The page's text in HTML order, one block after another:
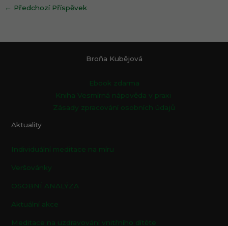
← Předchozí Příspěvek
Broňa Kubějová
Ebook zdarma
Kniha Vesmírná nápověda v praxi
Zásady zpracování osobních údajů
Aktuality
Individuální meditace na míru
Veršovánky
OSOBNÍ ANALÝZA
Aktuální akce
Meditace na uzdravování vnitřního dítěte